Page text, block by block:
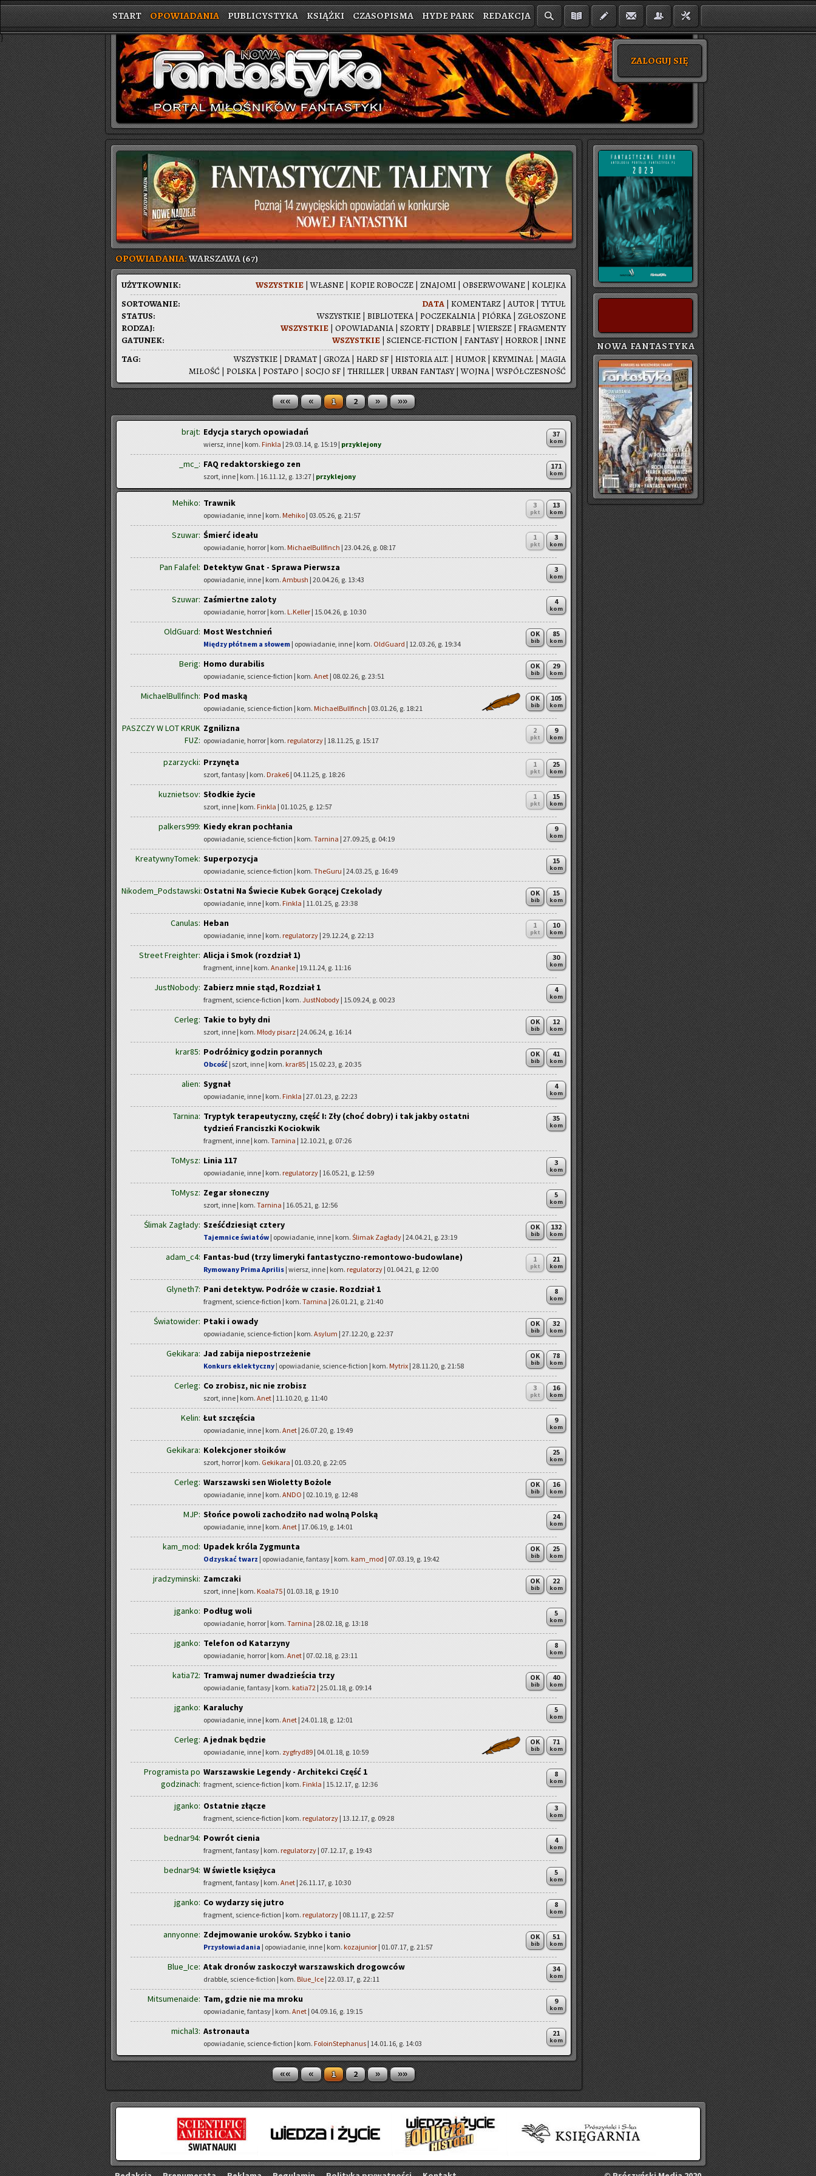
START OPOWIADANIA PUBLICYSTYKA KSIĄŻKI CZASOPISMA HYDE PARK REDAKCJA
ZALOGUJ SIĘ
}
OPOWIADANIA:WARSZAWA (67)
WSZYST­KIE |WŁA­SNE | KOPIE RO­BO­CZE | ZNA­JO­MI | OB­SER­WO­WA­NE | KO­LEJ­KA
UŻYT­KOW­NIK:
DATA | KO­MEN­TARZ |AUTOR| TYTUŁ
WSZYST­KIE | BI­BLIO­TE­KA| PO­CZE­KAL­NIA| PIÓR­KA| ZGŁO­SZO­NE
WSZYST­KIE | OPO­WIA­DA­NIA| SZOR­TY| DRAB­BLE |WIER­SZE | FRAG­MEN­TY
WSZYST­KIE | SCIEN­CE-FIC­TION | FAN­TA­SY| HOR­ROR| INNE
SOR­TO­WA­NIE:
STA­TUS:
RO­DZAJ:
GA­TU­NEK:
WSZYST­KIE | DRA­MAT | GROZA| HARD SF | HI­STO­RIA ALT. | HUMOR| KRY­MI­NAŁ | MAGIA
MI­ŁOŚĆ | POL­SKA| PO­STA­PO | SOCJO SF | THRIL­LER| URBAN FAN­TA­SY|WOJNA|WSPÓŁ­CZE­SNOŚĆ
TAG:
«« « 1 2 » »»
brajt: Edycja starych opowiadań
wiersz, inne | kom. Finkla | 29.03.14, g. 15:19 | przyklejony
37
kom
_mc_: FAQ redaktorskiego zen
szort, inne | kom. | 16.11.12, g. 13:27 | przyklejony
171
kom
Mehiko: Trawnik
opowiadanie, inne | kom. Mehiko | 03.05.26, g. 21:57
13
kom
3
pkt
Szuwar: Śmierć ideału
opowiadanie, horror | kom. MichaelBullfinch | 23.04.26, g. 08:17
3
kom
1
pkt
Pan Falafel: Detektyw Gnat - Sprawa Pierwsza
opowiadanie, inne | kom. Ambush | 20.04.26, g. 13:43
3
kom
Szuwar: Zaśmiertne zaloty
opowiadanie, horror | kom. L.Keller | 15.04.26, g. 10:30
4
kom
OldGuard: Most Westchnień
Między płótnem a słowem | opowiadanie, inne | kom. OldGuard | 12.03.26, g. 19:34
85
kom
OK
bib
Berig: Homo durabilis
opowiadanie, science-fiction | kom. Anet | 08.02.26, g. 23:51
29
kom
OK
bib
MichaelBullfinch: Pod maską
opowiadanie, science-fiction | kom. MichaelBullfinch | 03.01.26, g. 18:21
105
kom
OK
bib
PASZCZY W LOT KRUK
FUZ:
Zgnilizna
opowiadanie, horror | kom. regulatorzy | 18.11.25, g. 15:17
9
kom
2
pkt
pzarzycki: Przynęta
szort, fantasy | kom. Drake6 | 04.11.25, g. 18:26
25
kom
1
pkt
kuznietsov: Słodkie życie
szort, inne | kom. Finkla | 01.10.25, g. 12:57
15
kom
1
pkt
palkers999: Kiedy ekran pochłania
opowiadanie, science-fiction | kom. Tarnina | 27.09.25, g. 04:19
9
kom
KreatywnyTomek: Superpozycja
opowiadanie, science-fiction | kom. TheGuru | 24.03.25, g. 16:49
15
kom
Nikodem_Podstawski: Ostatni Na Świecie Kubek Gorącej Czekolady
opowiadanie, inne | kom. Finkla | 11.01.25, g. 23:38
15
kom
OK
bib
Canulas: Heban
opowiadanie, inne | kom. regulatorzy | 29.12.24, g. 22:13
10
kom
1
pkt
Street Freighter: Alicja i Smok (rozdział 1)
fragment, inne | kom. Ananke | 19.11.24, g. 11:16
30
kom
JustNobody: Zabierz mnie stąd, Rozdział 1
fragment, science-fiction | kom. JustNobody | 15.09.24, g. 00:23
4
kom
Cerleg: Takie to były dni
szort, inne | kom. Młody pisarz | 24.06.24, g. 16:14
12
kom
OK
bib
krar85: Podróżnicy godzin porannych
Obcość | szort, inne | kom. krar85 | 15.02.23, g. 20:35
41
kom
OK
bib
alien: Sygnał
opowiadanie, inne | kom. Finkla | 27.01.23, g. 22:23
4
kom
Tarnina: Tryptyk terapeutyczny, część I: Zły (choć dobry) i tak jakby ostatni
tydzień Franciszki Kociokwik
fragment, inne | kom. Tarnina | 12.10.21, g. 07:26
35
kom
ToMysz: Linia 117
opowiadanie, inne | kom. regulatorzy | 16.05.21, g. 12:59
3
kom
ToMysz: Zegar słoneczny
szort, inne | kom. Tarnina | 16.05.21, g. 12:56
5
kom
Ślimak Zagłady: Sześćdziesiąt cztery
Tajemnice światów | opowiadanie, inne | kom. Ślimak Zagłady | 24.04.21, g. 23:19
132
kom
OK
bib
adam_c4: Fantas-bud (trzy limeryki fantastyczno-remontowo-budowlane)
Rymowany Prima Aprilis | wiersz, inne | kom. regulatorzy | 01.04.21, g. 12:00
21
kom
1
pkt
Glyneth7: Pani detektyw. Podróże w czasie. Rozdział 1
fragment, science-fiction | kom. Tarnina | 26.01.21, g. 21:40
8
kom
Światowider: Ptaki i owady
opowiadanie, science-fiction | kom. Asylum | 27.12.20, g. 22:37
32
kom
OK
bib
Gekikara: Jad zabija niepostrzeżenie
Konkurs eklektyczny | opowiadanie, science-fiction | kom. Mytrix | 28.11.20, g. 21:58
78
kom
OK
bib
Cerleg: Co zrobisz, nic nie zrobisz
szort, inne | kom. Anet | 11.10.20, g. 11:40
16
kom
3
pkt
Kelin: Łut szczęścia
opowiadanie, inne | kom. Anet | 26.07.20, g. 19:49
9
kom
Gekikara: Kolekcjoner słoików
szort, horror | kom. Gekikara | 01.03.20, g. 22:05
25
kom
Cerleg: Warszawski sen Wioletty Bożole
opowiadanie, inne | kom. ANDO | 02.10.19, g. 12:48
16
kom
OK
bib
MJP: Słońce powoli zachodziło nad wolną Polską
opowiadanie, inne | kom. Anet | 17.06.19, g. 14:01
24
kom
kam_mod: Upadek króla Zygmunta
Odzyskać twarz | opowiadanie, fantasy | kom. kam_mod | 07.03.19, g. 19:42
25
kom
OK
bib
jradzyminski: Zamczaki
szort, inne | kom. Koala75 | 01.03.18, g. 19:10
22
kom
OK
bib
jganko: Podług woli
opowiadanie, horror | kom. Tarnina | 28.02.18, g. 13:18
5
kom
jganko: Telefon od Katarzyny
opowiadanie, horror | kom. Anet | 07.02.18, g. 23:11
8
kom
katia72: Tramwaj numer dwadzieścia trzy
opowiadanie, fantasy | kom. katia72 | 25.01.18, g. 09:14
40
kom
OK
bib
jganko: Karaluchy
opowiadanie, inne | kom. Anet | 24.01.18, g. 12:01
5
kom
Cerleg: A jednak będzie
opowiadanie, inne | kom. zygfryd89 | 04.01.18, g. 10:59
71
kom
OK
bib
Programista po
godzinach:
Warszawskie Legendy - Architekci Część 1
fragment, science-fiction | kom. Finkla | 15.12.17, g. 12:36
8
kom
jganko: Ostatnie złącze
fragment, science-fiction | kom. regulatorzy | 13.12.17, g. 09:28
3
kom
bednar94: Powrót cienia
fragment, fantasy | kom. regulatorzy | 07.12.17, g. 19:43
4
kom
bednar94: W świetle księżyca
fragment, fantasy | kom. Anet | 26.11.17, g. 10:30
5
kom
jganko: Co wydarzy się jutro
fragment, science-fiction | kom. regulatorzy | 08.11.17, g. 22:57
8
kom
annyonne: Zdejmowanie uroków. Szybko i tanio
Przysłowiadania | opowiadanie, inne | kom. kozajunior | 01.07.17, g. 21:57
51
kom
OK
bib
Blue_Ice: Atak dronów zaskoczył warszawskich drogowców
drabble, science-fiction | kom. Blue_Ice | 22.03.17, g. 22:11
34
kom
Mitsumenaide: Tam, gdzie nie ma mroku
opowiadanie, fantasy | kom. Anet | 04.09.16, g. 19:15
9
kom
michal3: Astronauta
opowiadanie, science-fiction | kom. FoloinStephanus | 14.01.16, g. 14:03
21
kom
«« « 1 2 » »»
NOWA FANTASTYKA